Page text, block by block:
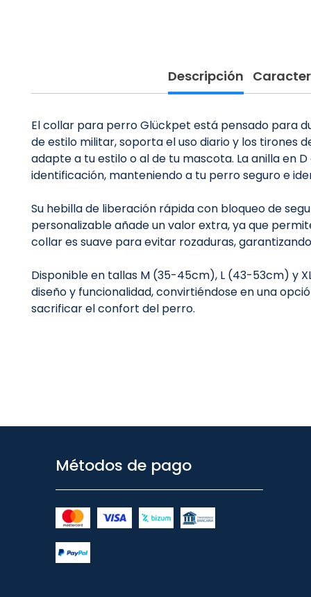
Descripción
El collar para perro Glückpet está pensado para
de estilo militar, soporta el uso diario y los tirones
adapte a tu estilo o al de tu mascota. La anilla en
identificación, manteniendo a tu perro seguro e
Su hebilla de liberación rápida con bloqueo de
personalizable añade un valor extra, ya que
collar es suave para evitar rozaduras,
Disponible en tallas M (35-45cm), L (43-53cm) y
diseño y funcionalidad, convirtiéndose en una
sacrificar el confort del perro.
Métodos de pago